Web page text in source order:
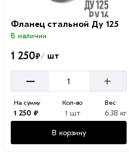
Фланец стальной Ду 125
В наличии
1 250₽/ шт
– +
На сумму
1 250 ₽
Кол-во
1 шт
Вес
6.38 кг
В корзину